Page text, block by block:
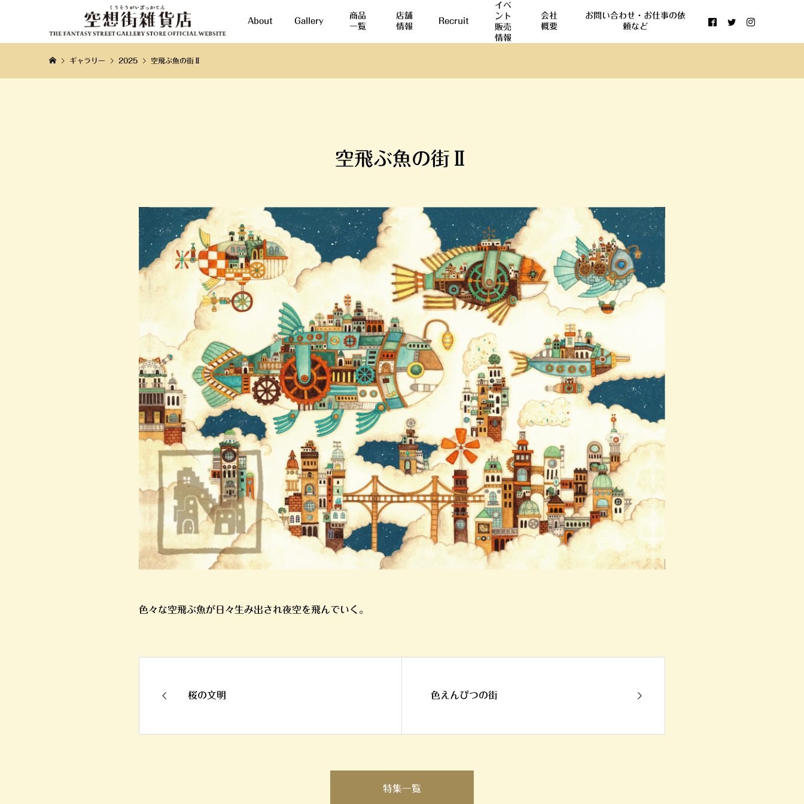
About Gallery
商品
一覧
店舗
情報
Recruit
イベ
ント
販売
情報
会社
概要
お問い合わせ・お仕事の依
頼など
ギャラリー 2025 空飛ぶ魚の街Ⅱ
空飛ぶ魚の街Ⅱ
色々な空飛ぶ魚が日々生み出され夜空を飛んでいく。
桜の文明 色えんぴつの街
特集一覧